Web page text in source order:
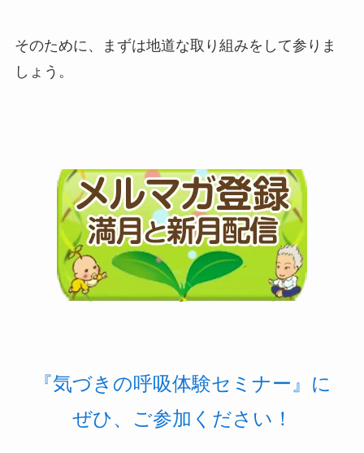
そのために、まずは地道な取り組みをして参りま
しょう。
『気づきの呼吸体験セミナー』に
ぜひ、ご参加ください！